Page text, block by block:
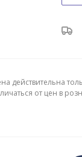
действительна
от цен в